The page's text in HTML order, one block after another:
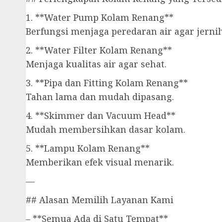
1. **Water Pump Kolam Renang**
Berfungsi menjaga peredaran air agar
2. **Water Filter Kolam Renang**
Menjaga kualitas air agar sehat.
3. **Pipa dan Fitting Kolam Renang**
Tahan lama dan mudah dipasang.
4. **Skimmer dan Vacuum Head**
Mudah membersihkan dasar kolam.
5. **Lampu Kolam Renang**
Memberikan efek visual menarik.
—
## Alasan Memilih Layanan Kami
– **Semua Ada di Satu Tempat**